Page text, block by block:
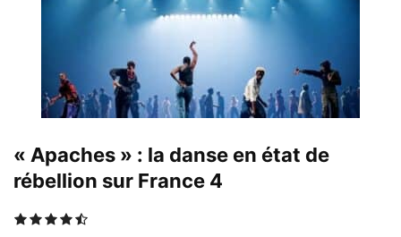
« Apaches » : la danse en état de
rébellion sur France 4